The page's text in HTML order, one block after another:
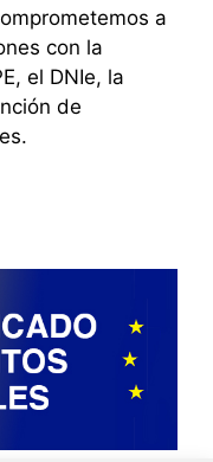
a
con la
el DNIe, la
de